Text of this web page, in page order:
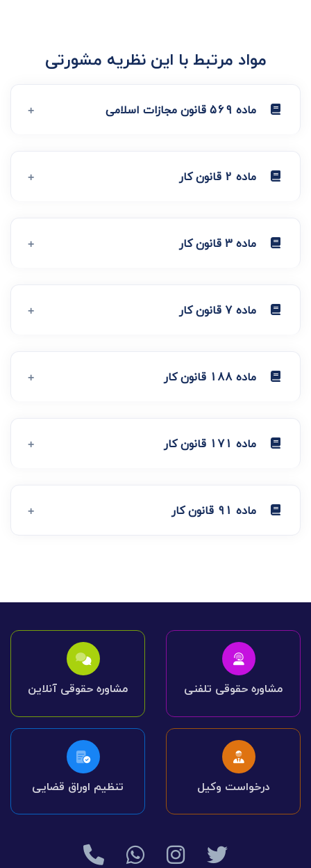
مواد مرتبط با این نظریه مشورتی
ماده 569 قانون مجازات اسلامی
ماده 2 قانون کار
ماده 3 قانون کار
ماده 7 قانون کار
ماده 188 قانون کار
ماده 171 قانون کار
ماده 91 قانون کار
مشاوره حقوقی تلفنی مشاوره حقوقی آنلاین
درخواست وکیل تنظیم اوراق قضایی